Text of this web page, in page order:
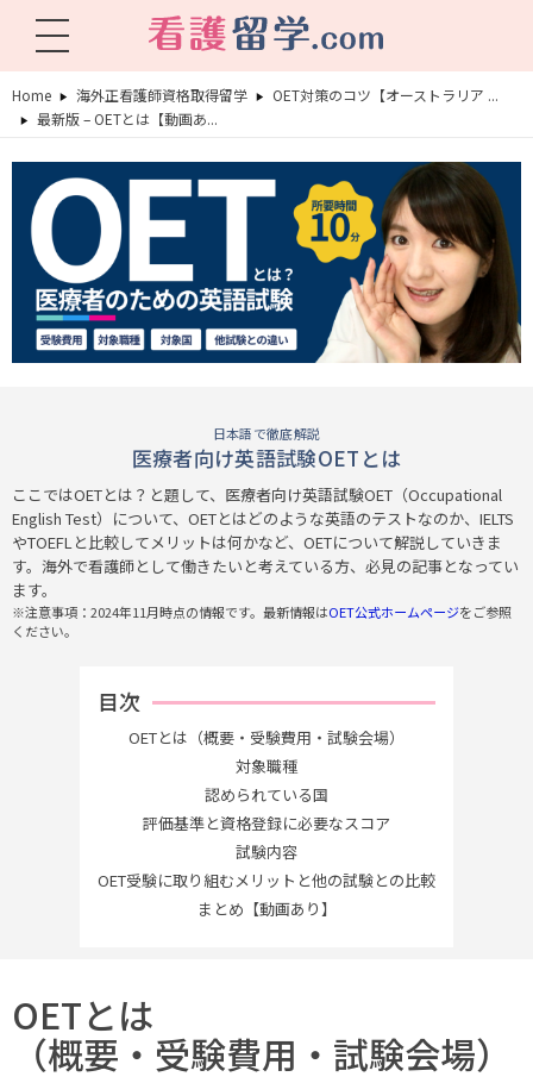
看護留学.com
World Avenueは海外就職、 永住を目指す看護留学をサポートします !
Home 海外正看護師資格取得留学
OET対策のコツ【オーストラリア ...
最新版 – OETとは【動画あ...
日本語で徹底解説
医療者向け英語試験OETとは
ここではOETとは？と題して、医療者向け英語試験OET（Occupational
English Test）について、OETとはどのような英語のテストなのか、IELTS
やTOEFLと比較してメリットは何かなど、OETについて解説していきま
す。海外で看護師として働きたいと考えている方、必見の記事となってい
ます。
※注意事項：2024年11月時点の情報です。最新情報はOET公式ホームページをご参照
ください。
目次
OETとは（概要・受験費用・試験会場）
対象職種
認められている国
評価基準と資格登録に必要なスコア
試験内容
OET受験に取り組むメリットと他の試験との比較
まとめ【動画あり】
OETとは
（概要・受験費用・試験会場）